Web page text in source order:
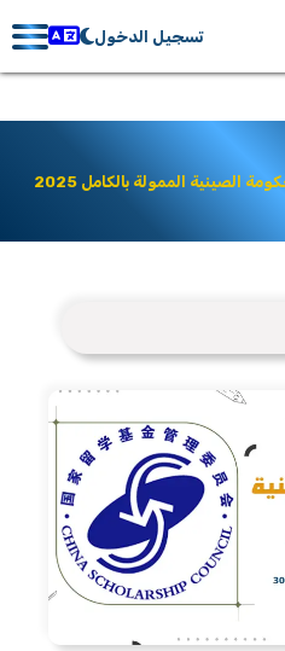
تسجيل الدخول
الصينية الممولة بالكامل 2025